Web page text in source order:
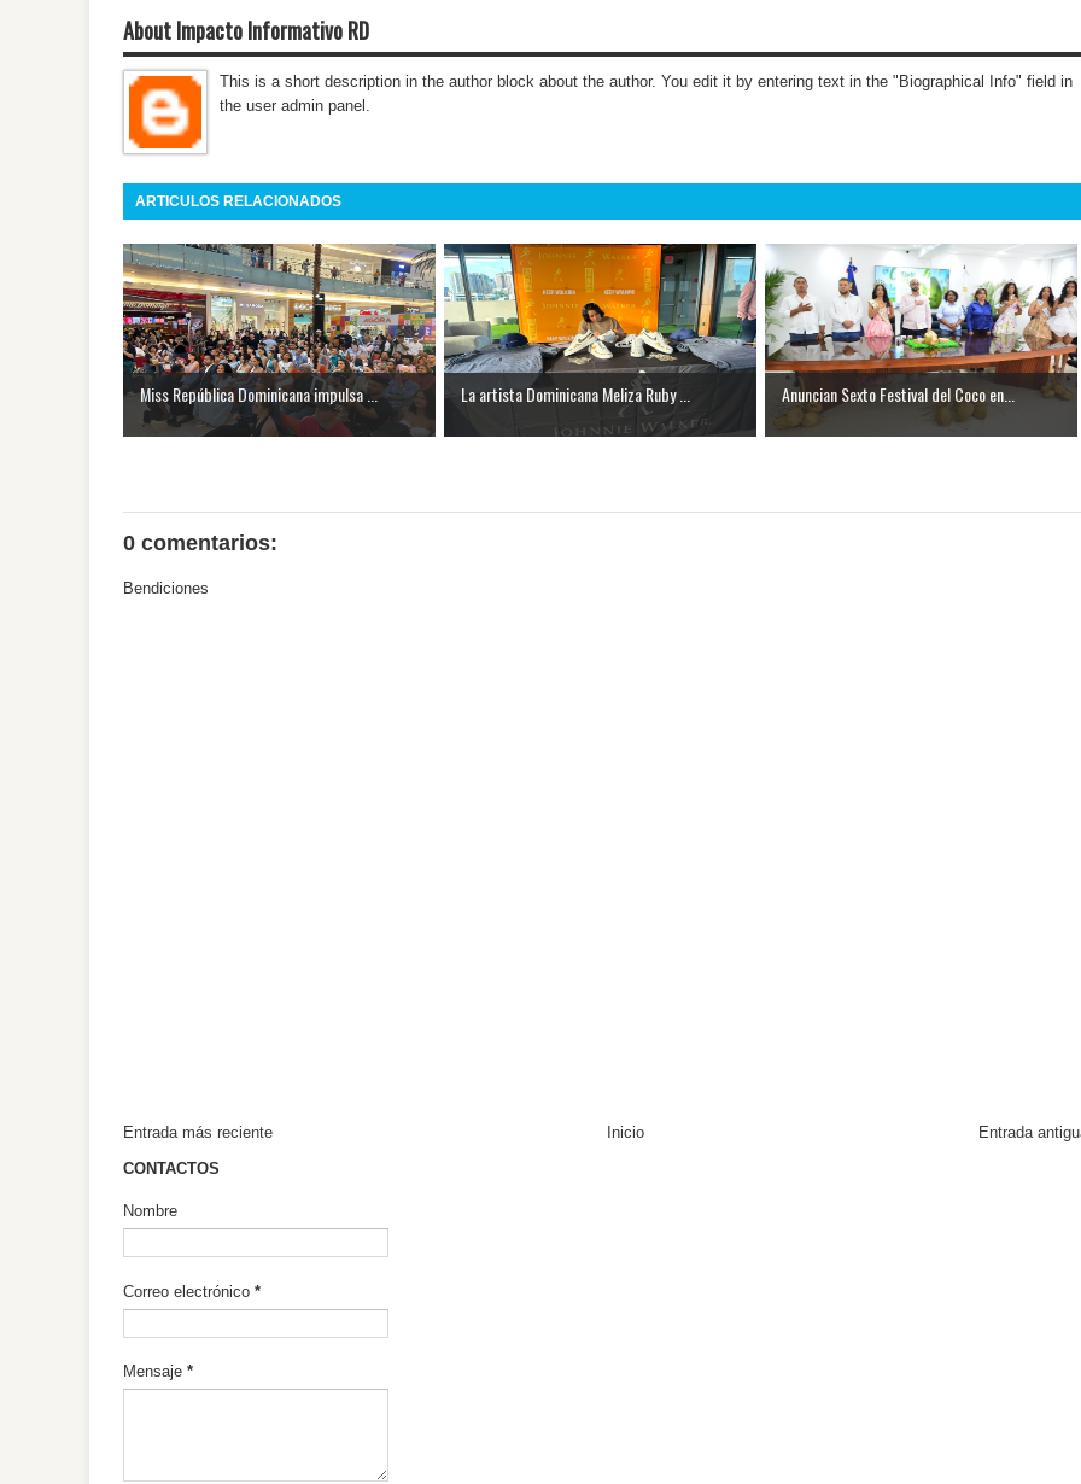
About Impacto Informativo RD
This is a short description in the author block about the author. You edit it by entering text in the "Biographical Info" field in
the user admin panel.
ARTICULOS RELACIONADOS
Miss República Dominicana impulsa ... La artista Dominicana Meliza Ruby ... Anuncian Sexto Festival del Coco en...
0 comentarios:
Bendiciones
Entrada más reciente Entrada
Inicio
CONTACTOS
Nombre
Correo electrónico *
Mensaje *